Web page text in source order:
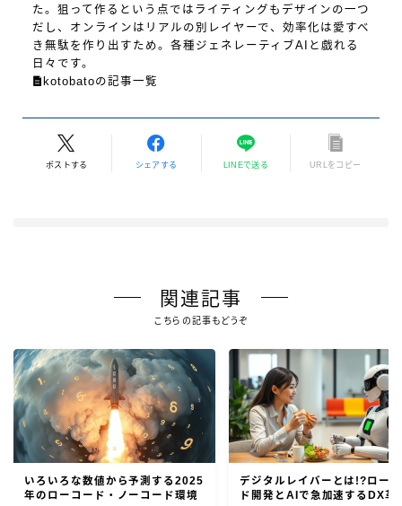
た。狙って作るという点ではライティングもデザインの一つ
だし、オンラインはリアルの別レイヤーで、効率化は愛すべ
き無駄を作り出すため。各種ジェネレーティブAIと戯れる
日々です。
kotobatoの記事一覧
ポストする シェアする LINEで送る URLをコピー
関連記事
こちらの記事もどうぞ
いろいろな数値から予測する2025
年のローコード・ノーコード環境
デジタルレイバーとは!?ロー
ド開発とAIで急加速するDX革